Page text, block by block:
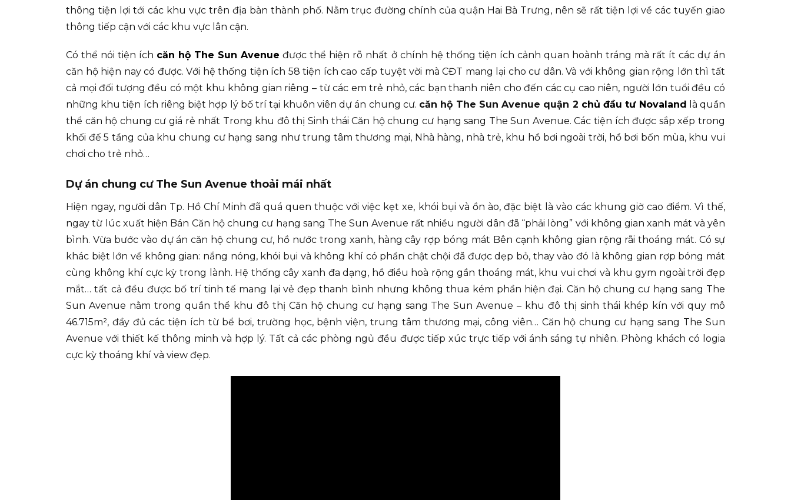
thông tiện lợi tới các khu vực trên địa bàn thành phố. Nằm trục đường chính của quận Hai Bà Trưng, nên sẽ rất tiện lợi về các tuyến giao
thông tiếp cận với các khu vực lân cận.
Có thể nói tiện ích căn hộ The Sun Avenue được thể hiện rõ nhất ở chính hệ thống tiện ích cảnh quan hoành tráng mà rất ít các dự án
căn hộ hiện nay có được. Với hệ thống tiện ích 58 tiện ích cao cấp tuyệt vời mà CĐT mang lại cho cư dân. Và với không gian rộng lớn thì tất
cả mọi đối tượng đều có một khu không gian riêng – từ các em trẻ nhỏ, các bạn thanh niên cho đến các cụ cao niên, người lớn tuổi đều có
những khu tiện ích riêng biệt hợp lý bố trí tại khuôn viên dự án chung cư. căn hộ The Sun Avenue quận 2 chủ đầu tư Novaland
là quần
thể căn hộ chung cư giá rẻ nhất Trong khu đô thị Sinh thái Căn hộ chung cư hạng sang The Sun Avenue. Các tiện ích được sắp xếp trong
khối đế 5 tầng của khu chung cư hạng sang như trung tâm thương mại, Nhà hàng, nhà trẻ, khu hồ bơi ngoài trời, hồ bơi bốn mùa, khu vui
chơi cho trẻ nhỏ…
Dự án chung cư The Sun Avenue thoải mái nhất
Hiện ngay, người dân Tp. Hồ Chí Minh đã quá quen thuộc với việc kẹt xe, khói bụi và ồn ào, đặc biệt là vào các khung giờ cao điểm. Vì thế,
ngay từ lúc xuất hiện Bán Căn hộ chung cư hạng sang The Sun Avenue rất nhiều người dân đã “phải lòng” với không gian xanh mát và yên
bình. Vừa bước vào dự án căn hộ chung cư, hồ nước trong xanh, hàng cây rợp bóng mát Bên cạnh không gian rộng rãi thoáng mát. Có sự
khác biệt lớn về không gian: nắng nóng, khói bụi và không khí có phần chật chội đã được dẹp bỏ, thay vào đó là không gian rợp bóng mát
cùng không khí cực kỳ trong lành. Hệ thống cây xanh đa dạng, hồ điều hoà rộng gần thoáng mát, khu vui chơi và khu gym ngoài trời đẹp
mắt… tất cả đều được bố trí tinh tế mang lại vẻ đẹp thanh bình nhưng không thua kém phần hiện đại. Căn hộ chung cư hạng sang The
Sun Avenue nằm trong quần thể khu đô thị Căn hộ chung cư hạng sang The Sun Avenue – khu đô thị sinh thái khép kín với quy mô
46.715m², đầy đủ các tiện ích từ bể bơi, trường học, bệnh viện, trung tâm thương mại, công viên… Căn hộ chung cư hạng sang The Sun
Avenue với thiết kế thông minh và hợp lý. Tất cả các phòng ngủ đều được tiếp xúc trực tiếp với ánh sáng tự nhiên. Phòng khách có logia
cực kỳ thoáng khí và view đẹp.